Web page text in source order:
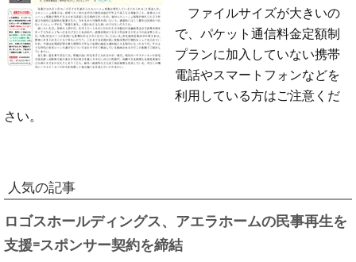
ファイルサイズが大きいの
で、パケット通信料金定額制
プランに加入していない携帯
電話やスマートフォンなどを
利用している方はご注意くだ
さい。
人気の記事
ロゴスホールディングス、アエラホームの民事再生を
支援=スポンサー契約を締結